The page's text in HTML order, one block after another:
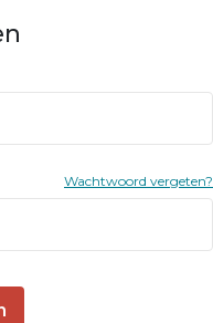
Wachtwoord vergeten?